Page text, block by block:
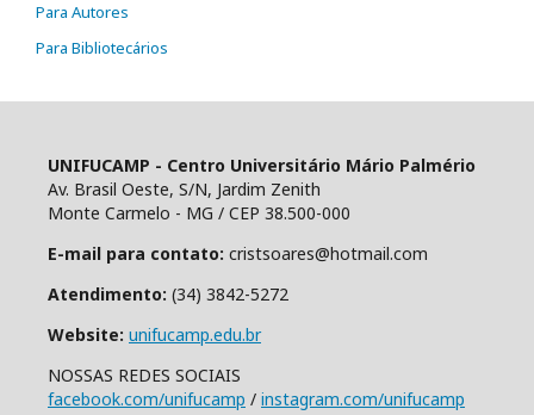
Para Autores
Para Bibliotecários
UNIFUCAMP - Centro Universitário Mário Palmério
Av. Brasil Oeste, S/N, Jardim Zenith
Monte Carmelo - MG / CEP 38.500-000
E-mail para contato: cristsoares@hotmail.com
Atendimento: (34) 3842-5272
Website: unifucamp.edu.br
NOSSAS REDES SOCIAIS
facebook.com/unifucamp / instagram.com/unifucamp